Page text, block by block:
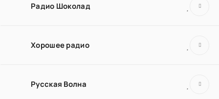
Радио Шоколад
Хорошее радио
Русская Волна